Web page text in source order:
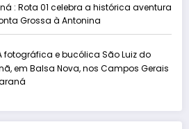
: Rota 01 celebra a histórica aventura
Grossa à Antonina
fotográfica e bucólica São Luiz do
em Balsa Nova, nos Campos Gerais